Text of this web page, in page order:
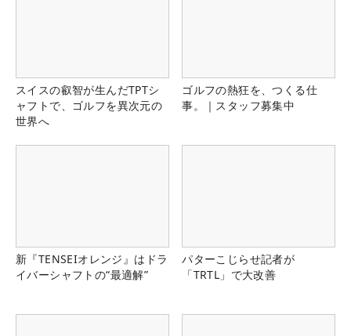
スイスの叡智が生んだTPTシ
ャフトで、ゴルフを異次元の
世界へ
ゴルフの熱狂を、つくる仕
事。｜スタッフ募集中
新『TENSEIオレンジ』はドラ
イバーシャフトの“最適解”
パターこじらせ記者が
「TRTL」で大改善